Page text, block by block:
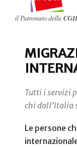
Tutti i servizi
chi dall’Italia
Le persone